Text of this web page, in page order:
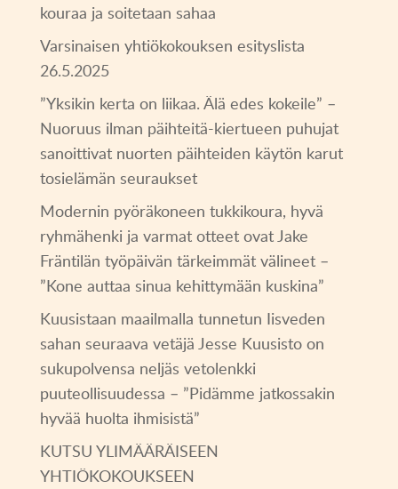
kouraa ja soitetaan sahaa
Varsinaisen yhtiökokouksen esityslista
26.5.2025
”Yksikin kerta on liikaa. Älä edes kokeile” –
Nuoruus ilman päihteitä-kiertueen puhujat
sanoittivat nuorten päihteiden käytön karut
tosielämän seuraukset
Modernin pyöräkoneen tukkikoura, hyvä
ryhmähenki ja varmat otteet ovat Jake
Fräntilän työpäivän tärkeimmät välineet –
”Kone auttaa sinua kehittymään kuskina”
Kuusistaan maailmalla tunnetun Iisveden
sahan seuraava vetäjä Jesse Kuusisto on
sukupolvensa neljäs vetolenkki
puuteollisuudessa – ”Pidämme jatkossakin
hyvää huolta ihmisistä”
KUTSU YLIMÄÄRÄISEEN
YHTIÖKOKOUKSEEN